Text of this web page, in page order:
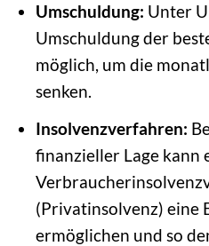
Umschuldung: Unter
Umschuldung der
möglich, um die
senken.
Insolvenzverfahren:
finanzieller Lage kann
(Privatinsolvenz) eine
ermöglichen und so